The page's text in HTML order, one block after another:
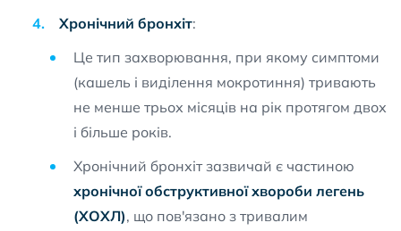
Хронічний бронхіт:
Це тип захворювання, при якому симптоми
(кашель і виділення мокротиння) тривають
не менше трьох місяців на рік протягом двох
і більше років.
Хронічний бронхіт зазвичай є частиною
хронічної обструктивної хвороби легень
(ХОХЛ), що пов'язано з тривалим